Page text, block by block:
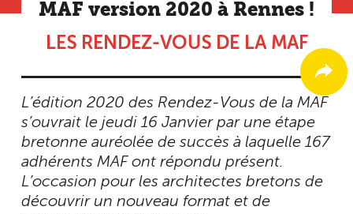
MAF version 2020 à Rennes !
LES RENDEZ-VOUS DE LA MAF
L’édition 2020 des Rendez-Vous de la MAF
s’ouvrait le jeudi 16 Janvier par une étape
bretonne auréolée de succès à laquelle 167
adhérents MAF ont répondu présent.
L’occasion pour les architectes bretons de
découvrir un nouveau format et de